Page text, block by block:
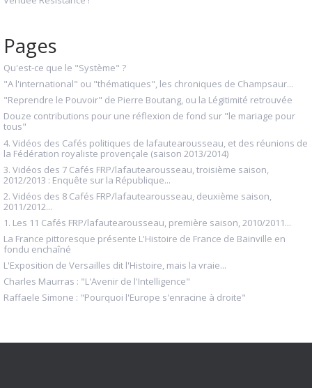
Pages
Qu'est-ce que le "Système" ?
"A l'international" ou "thématiques", les chroniques de Champsaur...
"Reprendre le Pouvoir" de Pierre Boutang, ou la Légitimité retrouvée
Douze contributions pour une réflexion de fond sur "le mariage pour
tous"
4. Vidéos des Cafés politiques de lafautearousseau, et des réunions de
la Fédération royaliste provençale (saison 2013/2014)
3. Vidéos des 7 Cafés FRP/lafautearousseau, troisième saison,
2012/2013 : Enquête sur la République...
2. Vidéos des 8 Cafés FRP/lafautearousseau, deuxième saison,
2011/2012...
1. Les 11 Cafés FRP/lafautearousseau, première saison, 2010/2011...
La France pittoresque présente L'Histoire de France de Bainville en
fondu enchaîné
L'Exposition de Versailles dit l'Histoire, mais la vraie...
Charles Maurras : "L'Avenir de l'Intelligence"
Raffaele Simone : "Pourquoi l'Europe s'enracine à droite"